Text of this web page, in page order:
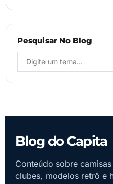
Pesquisar No Blog
Blog do Capita
Conteúdo sobre
clubes, modelos retrô e